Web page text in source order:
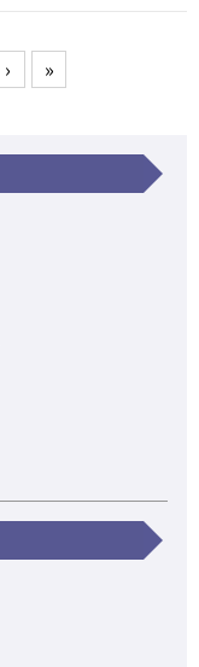
› »